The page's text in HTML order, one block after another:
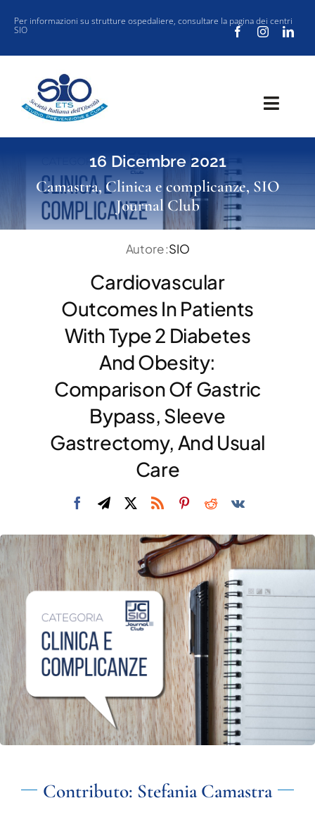
contenuto
Per informazioni su strutture ospedaliere, consultare la pagina dei centri
SIO
SOCIETÀ
CLINICA
VUOI ISCRIVERTI ALLA SIO?
EVENTI
DIVULGAZIONE
RETE CENTRI
AREA SOCI
16 Dicembre 2021
Camastra,Clinica e complicanze, SIO
Journal Club
Autore :SIO
Cardiovascular
Outcomes In Patients
With Type 2 Diabetes
And Obesity:
Comparison Of Gastric
Bypass, Sleeve
Gastrectomy, And Usual
Care
Contributo: Stefania Camastra